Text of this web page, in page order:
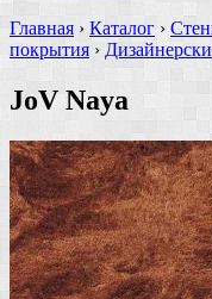
Главная › Каталог ›
покрытия ›
JoV Naya